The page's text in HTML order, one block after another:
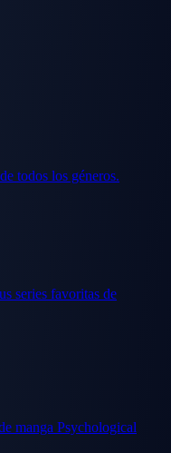
todos los géneros.
series favoritas de
manga Psychological